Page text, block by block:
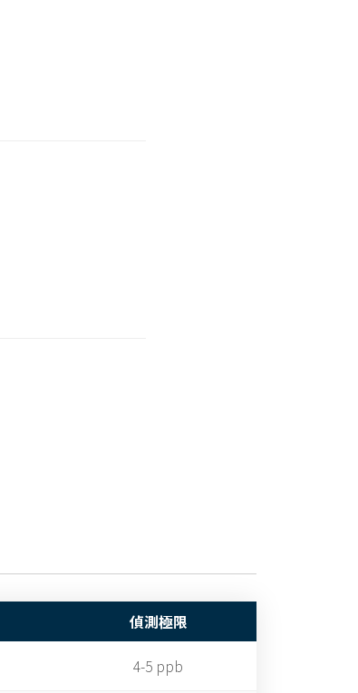
偵測極限
4-5 ppb